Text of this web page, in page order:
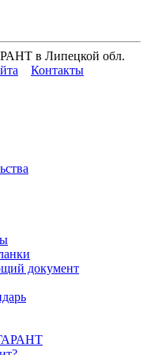
в Липецкой обл.
Контакты
документ